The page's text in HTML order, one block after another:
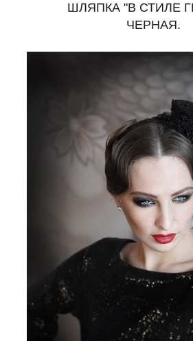
ШЛЯПКА "В СТИЛЕ
ЧЕРНАЯ.